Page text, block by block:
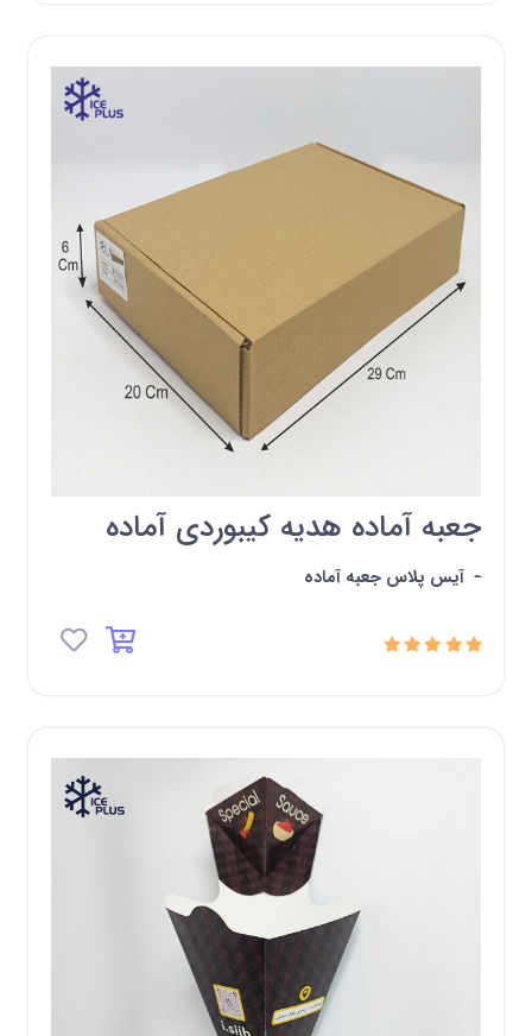
جعبه آماده هدیه کیبوردی آماده
- آیس پلاس جعبه آماده